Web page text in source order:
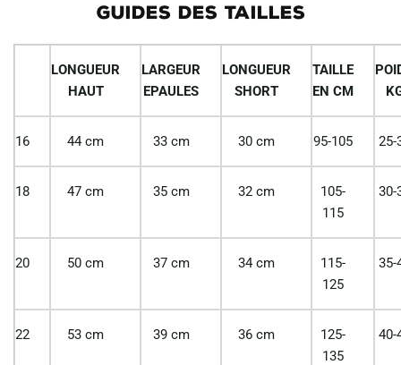
GUIDES DES TAILLES
LONGUEUR
HAUT
LARGEUR
EPAULES
LONGUEUR
SHORT
TAILLE
EN CM
16 44 cm 33 cm 30 cm 95-105 25-
18 47 cm 35 cm 32 cm
105-
115
30-
20 50 cm 37 cm 34 cm
115-
125
35-
22 53 cm 39 cm 36 cm
125-
135
40-